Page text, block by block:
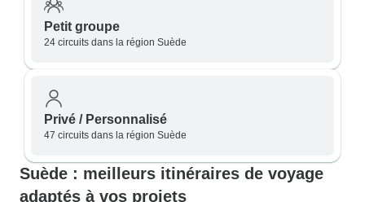
Petit groupe
24 circuits dans la région Suède
Privé / Personnalisé
47 circuits dans la région Suède
Suède : meilleurs itinéraires de voyage
adaptés à vos projets